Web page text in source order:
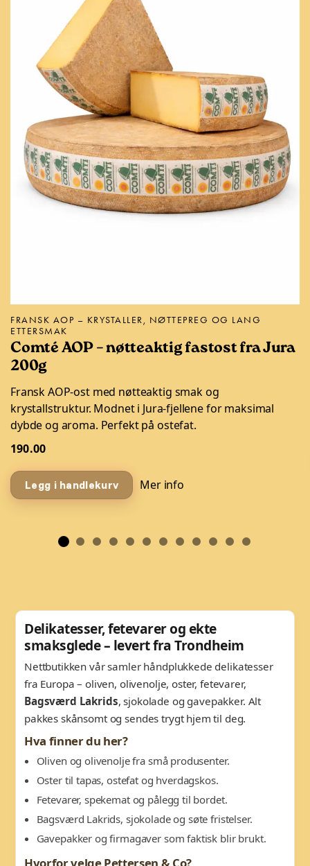
FRANSK AOP – KRYSTALLER, NØTTEPREG OG LANG
ETTERSMAK
Comté AOP – nøtteaktig fastost fra Jura
200g
Fransk AOP-ost med nøtteaktig smak og
krystallstruktur. Modnet i Jura-fjellene for maksimal
dybde og aroma. Perfekt på ostefat.
190.00
Legg i handlekurv Mer info
Delikatesser, fetevarer og ekte
smaksglede – levert fra Trondheim
Nettbutikken vår samler håndplukkede delikatesser
fra Europa – oliven, olivenolje, oster, fetevarer,
Bagsværd Lakrids, sjokolade og gavepakker. Alt
pakkes skånsomt og sendes trygt hjem til deg.
Hva finner du her?
Oliven og olivenolje fra små produsenter.
Oster til tapas, ostefat og hverdagskos.
Fetevarer, spekemat og pålegg til bordet.
Bagsværd Lakrids, sjokolade og søte fristelser.
Gavepakker og firmagaver som faktisk blir brukt.
Hvorfor velge Pettersen & Co?